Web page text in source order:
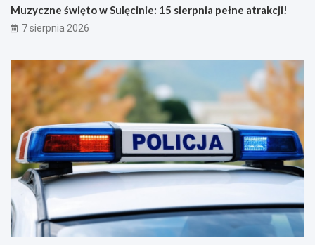
Muzyczne święto w Sulęcinie: 15 sierpnia pełne atrakcji!
7 sierpnia 2026